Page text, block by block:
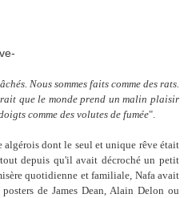
Nous sommes faits comme des rats.
que le monde prend un malin plaisir
comme des volutes de fumée".
dont le seul et unique rêve était
depuis qu'il avait décroché un petit
quotidienne et familiale, Nafa avait
de James Dean, Alain Delon ou